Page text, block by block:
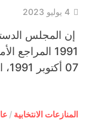
4 يوليو 2023
07 أكتوبر 1991، المعدل، المتعلق بانتخاب النواب في …
المنازعات الانتخابية /